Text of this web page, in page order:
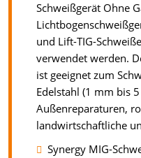
Schweißgerät Ohne
und Lift-TIG-
verwendet werden.
ist geeignet zum
Edelstahl (1 mm bis
Außenreparaturen,
landwirtschaftliche
Synergy MIG-